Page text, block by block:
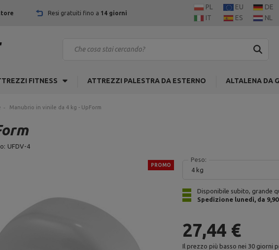
Resi gratuiti fino a 14 giorni
PL EU DE
IT
ES NL
FITNESS ATTREZZI PALESTRA DA ESTERNO ALTALENA DA
Manubrio in vinile da 4 kg - UpForm
UFDV-4
PROMO
Peso:
4 kg
Disponibile subito, grande
Spedizione lunedì da
27,44 €
Il prezzo più basso nei 30 giorni